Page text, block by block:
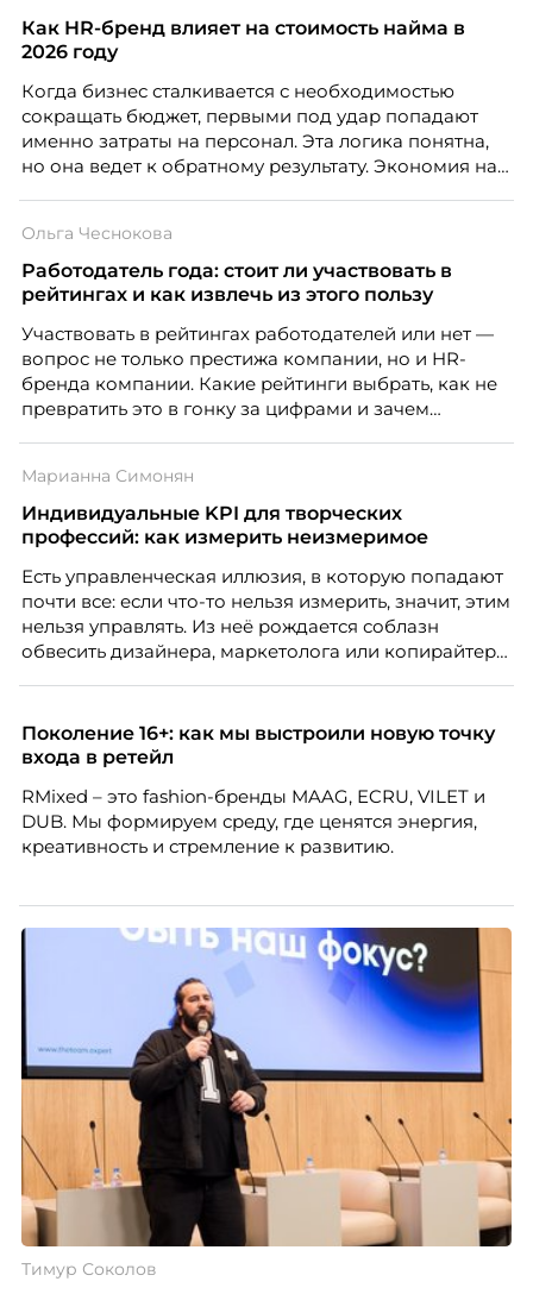
Как HR-бренд влияет на стоимость найма в
2026 году
Когда бизнес сталкивается с необходимостью
сокращать бюджет, первыми под удар попадают
именно затраты на персонал. Эта логика понятна,
но она ведет к обратному результату. Экономия на
значит – сокращает доходы бизнеса.
Ольга Чеснокова
Работодатель года: стоит ли участвовать в
рейтингах и как извлечь из этого пользу
Участвовать в рейтингах работодателей или нет —
вопрос не только престижа компании, но и HR-
бренда компании. Какие рейтинги выбрать, как не
превратить это в гонку за цифрами и зачем
Чеснокова, HR-директор Right line.
Марианна Симонян
Индивидуальные KPI для творческих
профессий: как измерить неизмеримое
Есть управленческая иллюзия, в которую попадают
почти все: если что-то нельзя измерить, значит, этим
нельзя управлять. Из неё рождается соблазн
обвесить дизайнера, маркетолога или копирайтера
Проблема в том, что так мы измеряем не ценность,
а движение. А творческая работа — это тот редкий
случай, где движение и результат могут не
совпадать вовсе.
Поколение 16+: как мы выстроили новую точку
входа в ретейл
RMixed – это fashion-бренды MAAG, ECRU, VILET и
DUB. Мы формируем среду, где ценятся энергия,
креативность и стремление к развитию.
Тимур Соколов